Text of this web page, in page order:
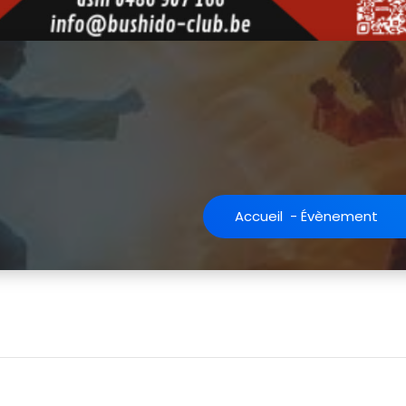
Accueil - Évènement